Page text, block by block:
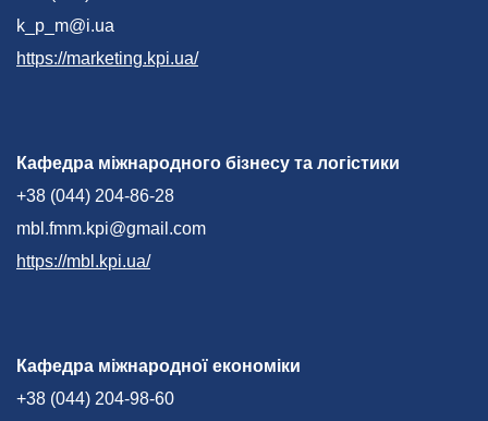
k_p_m@i.ua
https://marketing.kpi.ua/
Кафедра міжнародного бізнесу та логістики
+38 (044) 204-86-28
mbl.fmm.kpi@gmail.com
https://mbl.kpi.ua/
Кафедра міжнародної економіки
+38 (044) 204-98-60